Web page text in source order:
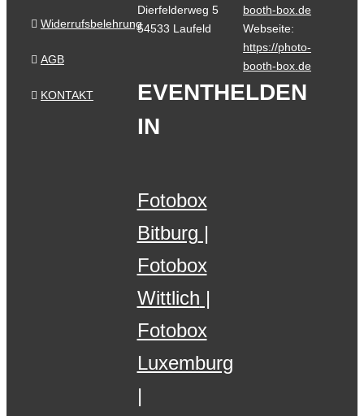
Widerrufsbelehrung
AGB
KONTAKT
Dierfelderweg 5
54533 Laufeld
booth-box.de
Webseite:
https://photo-
booth-box.de
EVENTHELDEN
IN
Fotobox
Bitburg
Fotobox
Wittlich
Fotobox
Luxemburg